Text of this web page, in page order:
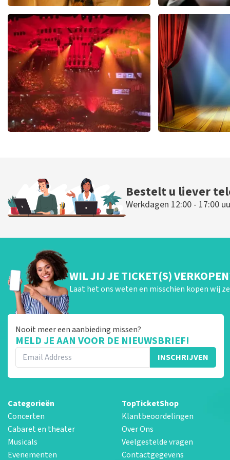
Teddy Swims
510laatste 30 minuten
BESTEL NU
Andre Rieu
503laatste 30
BESTEL NU
BESTEL NU
Bestelt u liever
Werkdagen 12:00 - 17:00
WIL JIJ JE TICKET(S)
Laat het ons weten en misschien kopen wij
Nooit meer een aanbieding missen?
MELD JE AAN VOOR DE NIEUWSBRIEF!
INSCHRIJVEN
Categorieën
Concerten
Cabaret en theater
Musicals
Evenementen
TopTicketShop
Klantbeoordelingen
Over Ons
Veelgestelde vragen
Contactgegevens